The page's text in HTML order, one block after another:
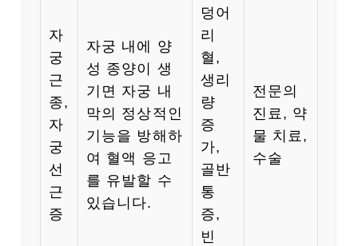
자
궁
근
종,
자
궁
선
근
증
자궁 내에 양
성 종양이 생
기면 자궁 내
막의 정상적인
기능을 방해하
여 혈액 응고
를 유발할 수
있습니다.
덩어
리
혈,
생리
량
증
가,
골반
통
증,
빈
전문의
진료, 약
물 치료,
수술